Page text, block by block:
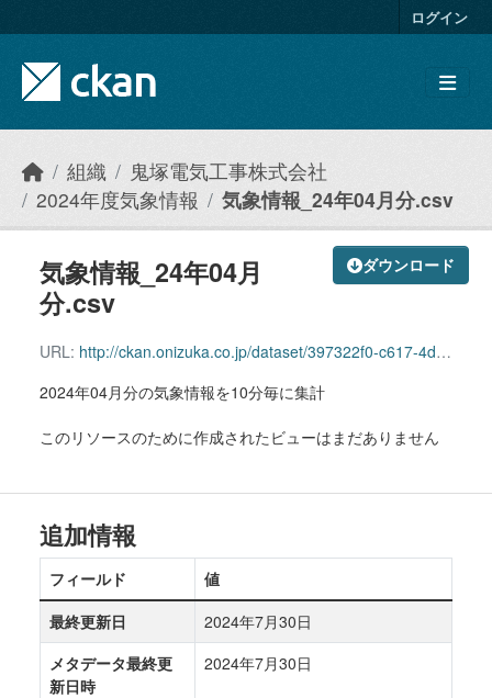
ログイン
組織
鬼塚電気工事株式会社
2024年度気象情報
気象情報_24年04月分.csv
ダウンロード
気象情報_24年04月
分.csv
URL: http://ckan.onizuka.co.jp/dataset/397322f0-c617-4d95-b0fc-e5aa18dc3706/resource/0008f50f-a37a-4e22-abad-210a4c8c9865/download/weather_2404.csv
2024年04月分の気象情報を10分毎に集計
このリソースのために作成されたビューはまだありません
追加情報
フィールド
値
最終更新日
2024年7月30日
メタデータ最終更
新日時
2024年7月30日